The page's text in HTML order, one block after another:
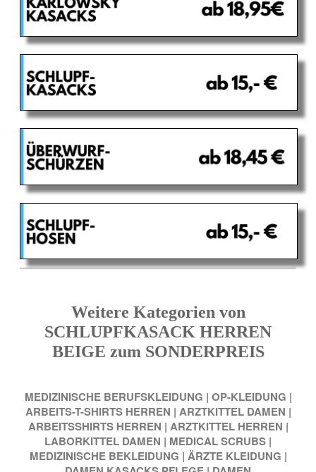
Weitere Kategorien von
SCHLUPFKASACK HERREN
BEIGE zum SONDERPREIS
MEDIZINISCHE BERUFSKLEIDUNG | OP-KLEIDUNG |
ARBEITS-T-SHIRTS HERREN | ARZTKITTEL DAMEN |
ARBEITSSHIRTS HERREN | ARZTKITTEL HERREN |
LABORKITTEL DAMEN | MEDICAL SCRUBS |
MEDIZINISCHE BEKLEIDUNG | ÄRZTE KLEIDUNG |